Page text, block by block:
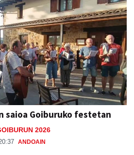
saioa Goiburuko festetan
2026
ANDOAIN